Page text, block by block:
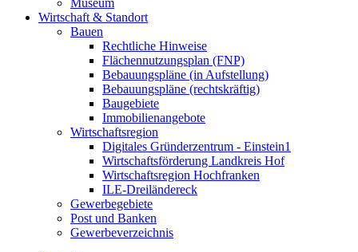
Museum
Wirtschaft & Standort
Bauen
Rechtliche Hinweise
Flächennutzungsplan (FNP)
Bebauungspläne (in Aufstellung)
Bebauungspläne (rechtskräftig)
Baugebiete
Immobilienangebote
Wirtschaftsregion
Digitales Gründerzentrum - Einstein1
Wirtschaftsförderung Landkreis Hof
Wirtschaftsregion Hochfranken
ILE-Dreiländereck
Gewerbegebiete
Post und Banken
Gewerbeverzeichnis